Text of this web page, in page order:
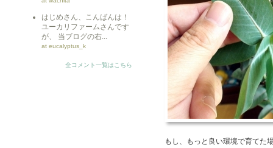
はじめさん、こんばんは！
ユーカリファームさんです
が、 当ブログの右...
at eucalyptus_k
全コメント一覧はこちら
もし、もっと良い環境で育てた